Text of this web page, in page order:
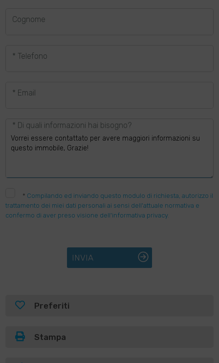
Cognome
* Telefono
* Email
* Di quali informazioni hai bisogno?
* Compilando ed inviando questo modulo di richiesta, autorizzo il
trattamento dei miei dati personali ai sensi dell'attuale normativa e
confermo di aver preso visione dell'informativa privacy.
INVIA
Preferiti
Stampa